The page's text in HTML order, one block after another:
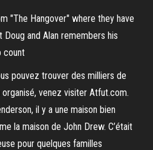
"The Hangover" where they have
and Alan remembers his
count
pouvez trouver des milliers de
venez visiter Atfut.com.
il y a une maison bien
la maison de John Drew. C’était
pour quelques familles